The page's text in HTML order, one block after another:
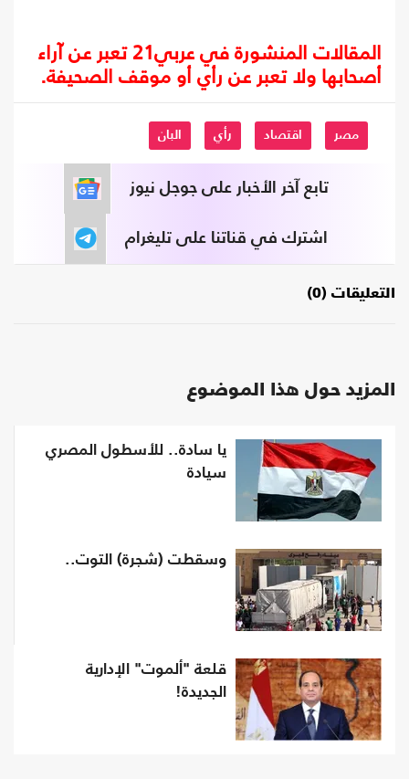
المقالات المنشورة في عربي21 تعبر عن آراء
أصحابها ولا تعبر عن رأي أو موقف الصحيفة.
مصر اقتصاد رأي البان
تابع آخر الأخبار على جوجل نيوز
اشترك في قناتنا على تليغرام
التعليقات (0)
المزيد حول هذا الموضوع
يا سادة.. للأسطول المصري
سيادة
وسقطت (شجرة) التوت..
قلعة "ألموت" الإدارية
الجديدة!